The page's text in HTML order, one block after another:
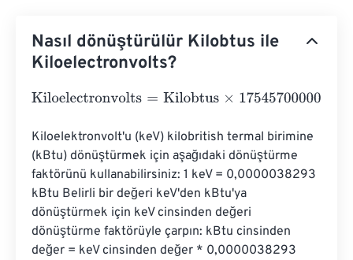
Nasıl dönüştürülür Kilobtus ile
Kiloelectronvolts?
Kiloelectronvolts=Kilobtus×1754570000000000
Kiloelektronvolt'u (keV) kilobritish termal birimine
(kBtu) dönüştürmek için aşağıdaki dönüştürme
faktörünü kullanabilirsiniz: 1 keV = 0,0000038293
kBtu Belirli bir değeri keV'den kBtu'ya
dönüştürmek için keV cinsinden değeri
dönüştürme faktörüyle çarpın: kBtu cinsinden
değer = keV cinsinden değer * 0,0000038293